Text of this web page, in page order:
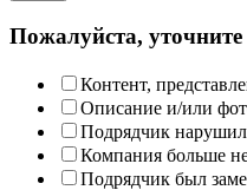
Пожалуйста,
Контент,
Описание и/или
Подрядчик нарушил
Компания больше
Подрядчик был